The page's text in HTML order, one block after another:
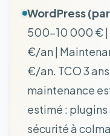
WordPress
500-10 000 €
€/an |
€/an. TCO 3
maintenance
estimé :
sécurité à